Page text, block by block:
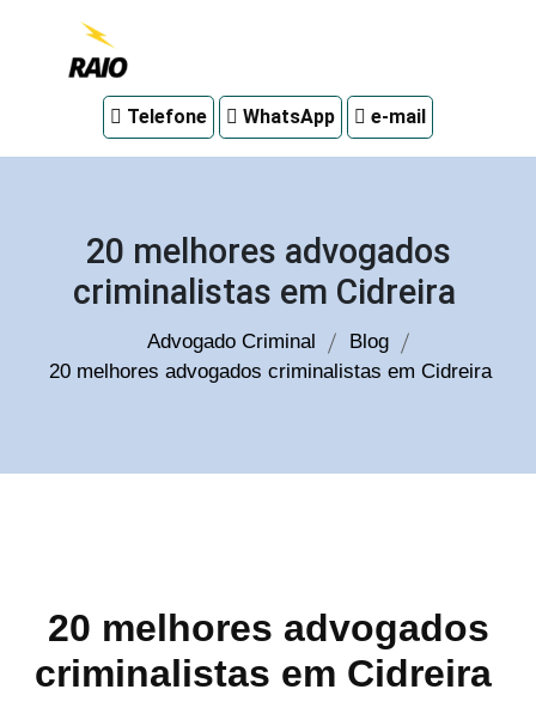
em
Telefone WhatsApp e-mail
20 melhores advogados
criminalistas em Cidreira
Advogado Criminal
Blog
20 melhores advogados criminalistas em Cidreira
20 melhores advogados
criminalistas em Cidreira